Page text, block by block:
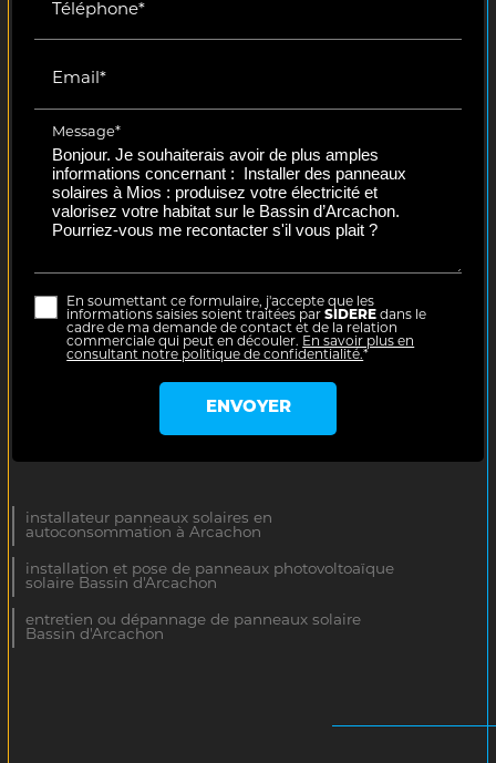
Téléphone*
Email*
Message*
En soumettant ce formulaire, j'accepte que les
informations saisies soient traitées parSIDERE dans le
cadre de ma demande de contact et de la relation
commerciale qui peut en découler. En savoir plus en
consultant notre politique de confidentialité.*
installateur panneaux solaires en
autoconsommation à Arcachon
installation et pose de panneaux photovoltoaïque
solaire Bassin d'Arcachon
entretien ou dépannage de panneaux solaire
Bassin d'Arcachon